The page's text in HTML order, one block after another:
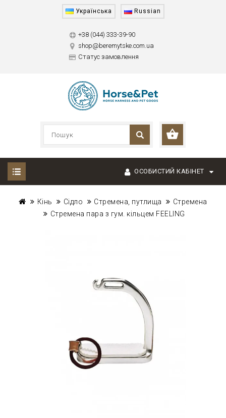
Українська Russian
+38 (044) 333-39-90
shop@beremytske.com.ua
Статус замовлення
ОСОБИСТИЙ КАБІНЕТ
Кінь Сідло Стремена, путлища
Стремена
Стремена пара з гум. кільцем FEELING